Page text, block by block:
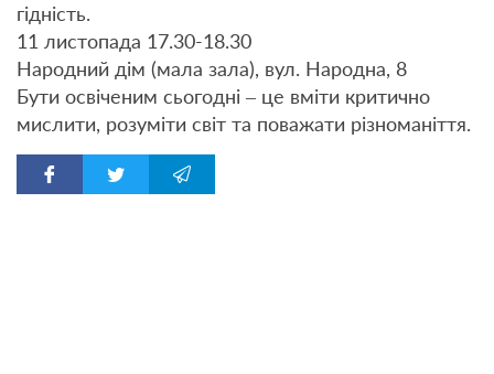
гідність.
11 листопада 17.30-18.30
Народний дім (мала зала), вул. Народна, 8
Бути освіченим сьогодні – це вміти критично
мислити, розуміти світ та поважати різноманіття.